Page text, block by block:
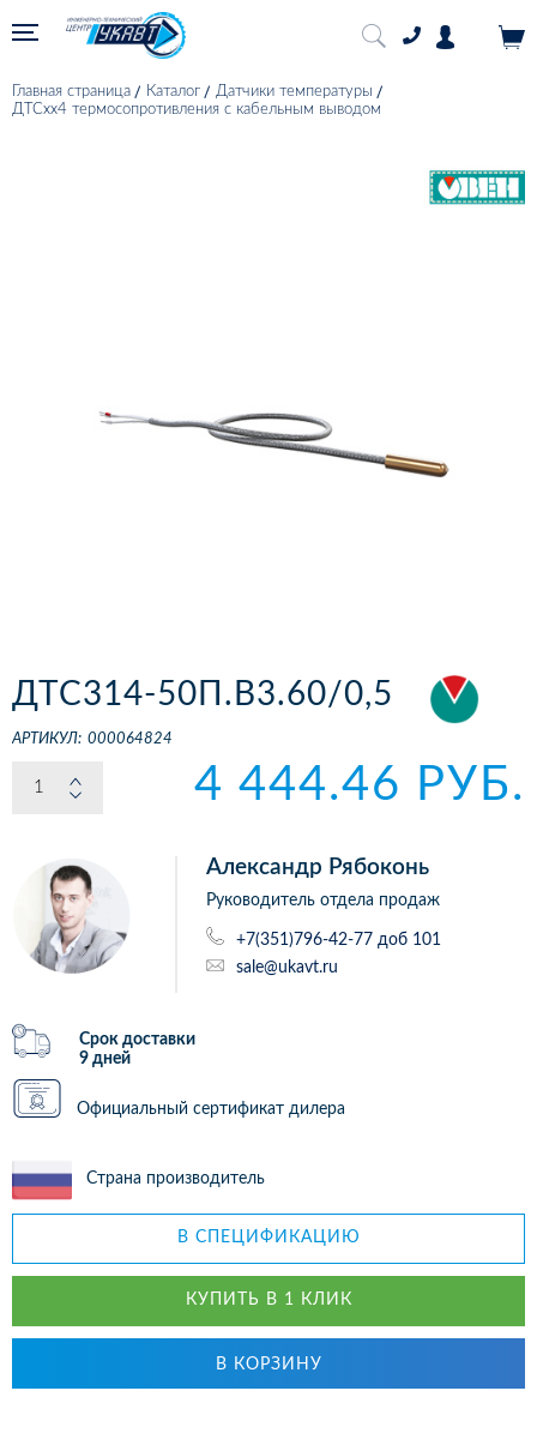
Главная страница Каталог
Датчики температуры
ДТСхх4 термосопротивления с кабельным выводом
ДТС314-50П.В3.60/0,5
АРТИКУЛ: 000064824
4 444.46 РУБ.
Александр Рябоконь
Руководитель отдела продаж
+7(351)796-42-77 доб 101
sale@ukavt.ru
Срок доставки
9 дней
Официальный сертификат дилера
Страна производитель
В СПЕЦИФИКАЦИЮ
КУПИТЬ В 1 КЛИК
В КОРЗИНУ